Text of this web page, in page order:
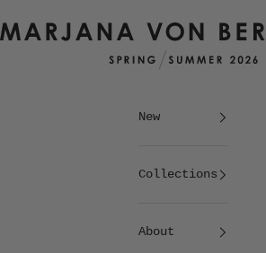
Marjana von Berlepsch
New
Collections
About